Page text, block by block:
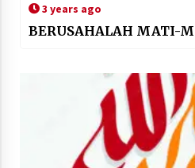
3 years ago
BERUSAHALAH MATI-